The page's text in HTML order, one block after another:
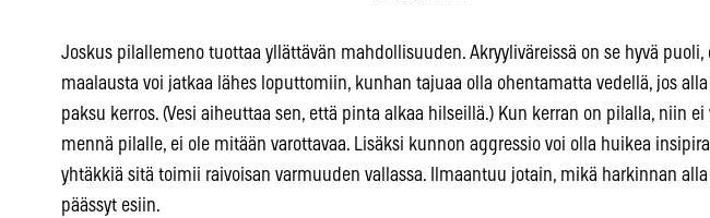
Joskus pilallemeno tuottaa yllättävän mahdollisuuden. Akryyliväreissä on se hyvä puoli,
maalausta voi jatkaa lähes loputtomiin, kunhan tajuaa olla ohentamatta vedellä, jos alla
paksu kerros. (Vesi aiheuttaa sen, että pinta alkaa hilseillä.) Kun kerran on pilalla, niin ei
mennä pilalle, ei ole mitään varottavaa. Lisäksi kunnon aggressio voi olla huikea
yhtäkkiä sitä toimii raivoisan varmuuden vallassa. Ilmaantuu jotain, mikä harkinnan
päässyt esiin.